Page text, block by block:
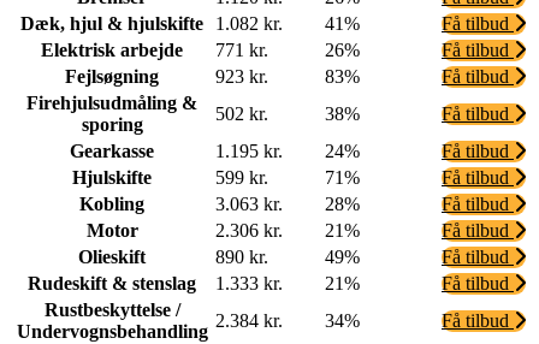
Dæk, hjul & hjulskifte
1.082 kr. 41%
Få tilbud
Elektrisk arbejde
771 kr. 26%
Få tilbud
Fejlsøgning
923 kr. 83%
Få tilbud
Firehjulsudmåling &
sporing
502 kr. 38%
Få tilbud
Gearkasse
1.195 kr. 24%
Få tilbud
Hjulskifte
599 kr. 71%
Få tilbud
Kobling
3.063 kr. 28%
Få tilbud
Motor
2.306 kr. 21%
Få tilbud
Olieskift
890 kr. 49%
Få tilbud
Rudeskift & stenslag
1.333 kr. 21%
Få tilbud
Rustbeskyttelse /
Undervognsbehandling
2.384 kr. 34%
Få tilbud